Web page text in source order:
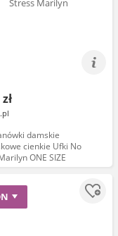
damskie
cienkie Ufki No
ONE SIZE